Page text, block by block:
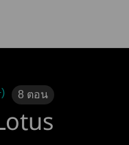
8 ตอน